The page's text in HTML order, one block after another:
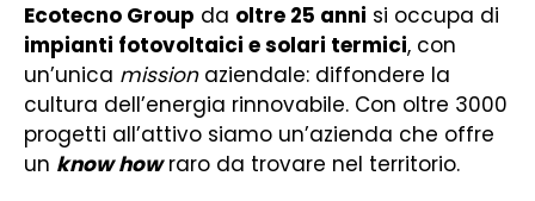
Ecotecno Group da oltre 25 anni si occupa di
impianti fotovoltaici e solari termici, con
un’unica mission aziendale: diffondere la
cultura dell’energia rinnovabile. Con oltre 3000
progetti all’attivo siamo un’azienda che offre
un know howraro da trovare nel territorio.